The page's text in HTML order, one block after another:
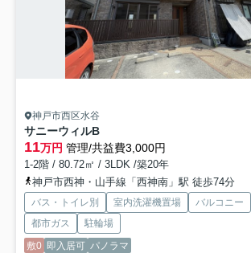
神戸市西区水谷
サニーウィルB
11万円 管理/共益費3,000円
1-2階 / 80.72㎡ / 3LDK /築20年
神戸市西神・山手線「西神南」駅 徒歩74分
バス・トイレ別 室内洗濯機置場 バルコニー
都市ガス
駐輪場
敷0 即入居可 パノラマ